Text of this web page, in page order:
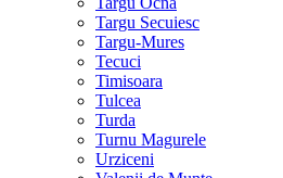
Targu Secuiesc
Targu-Mures
Tecuci
Timisoara
Tulcea
Turda
Turnu Magurele
Urziceni